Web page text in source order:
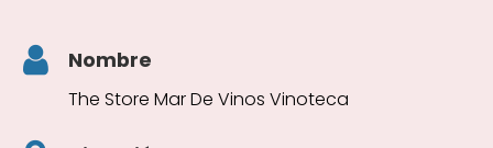
Nombre
The Store Mar De Vinos Vinoteca